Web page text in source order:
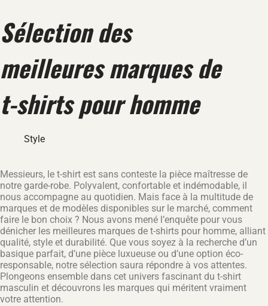
Sélection des
meilleures marques de
t-shirts pour homme
Style
Messieurs, le t-shirt est sans conteste la pièce maîtresse de
notre garde-robe. Polyvalent, confortable et indémodable, il
nous accompagne au quotidien. Mais face à la multitude de
marques et de modèles disponibles sur le marché, comment
faire le bon choix ? Nous avons mené l’enquête pour vous
dénicher les meilleures marques de t-shirts pour homme, alliant
qualité, style et durabilité. Que vous soyez à la recherche d’un
basique parfait, d’une pièce luxueuse ou d’une option éco-
responsable, notre sélection saura répondre à vos attentes.
Plongeons ensemble dans cet univers fascinant du t-shirt
masculin et découvrons les marques qui méritent vraiment
votre attention.